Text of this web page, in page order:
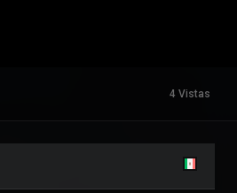
4 Vistas